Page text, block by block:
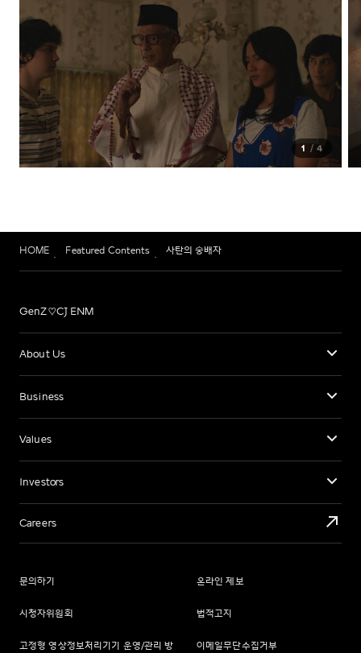
1 4
HOME Featured Contents 사탄의 숭배자
GenZ♡CJ ENM
About Us
Business
Values
Investors
Careers
문의하기 온라인 제보
시청자위원회 법적고지
고정형 영상정보처리기기 운영/관리 방
이메일무단수집거부